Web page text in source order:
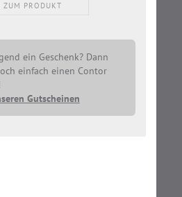
ZUM PRODUKT
ein Geschenk? Dann
einfach einen Contor
Gutscheinen